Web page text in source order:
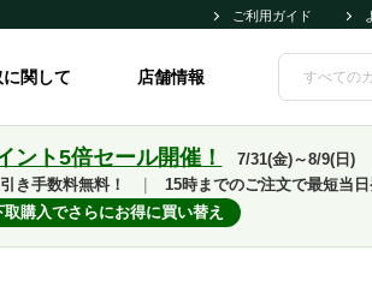
ご利用ガイド
に関して 店舗情報
ント5倍セール開催！
7/31(金)～8/9(日)
き手数料無料！
15時までのご注文で最短当
取購入でさらにお得に買い替え